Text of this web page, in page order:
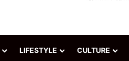
LIFESTYLE CULTURE